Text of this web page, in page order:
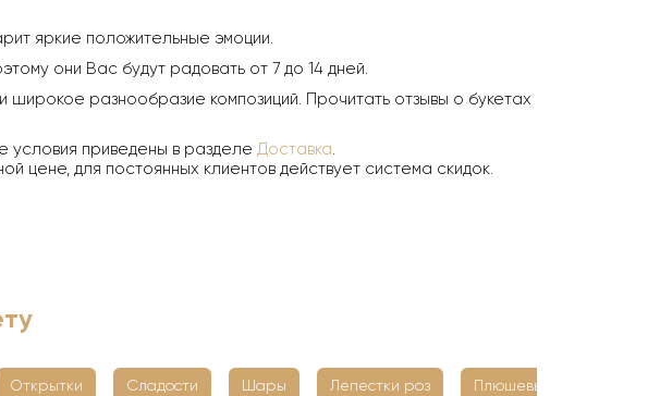
яркие положительные эмоции.
они Вас будут радовать от 7 до 14 дней.
разнообразие композиций. Прочитать отзывы о букетах
условия приведены в разделе Доставка.
для постоянных клиентов действует система скидок.
Открытки Сладости Шары Лепестки роз Плюшевые мишки